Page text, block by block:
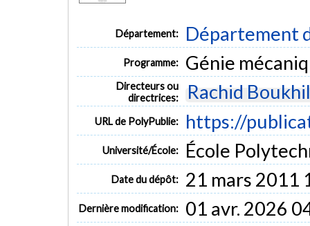
Département: Département
Programme: Génie
Directeurs ou
directrices:
Rachid
URL de PolyPublie: https://
Université/École: École
Date du dépôt: 21 mars 2011
Dernière modification: 01 avr. 2026